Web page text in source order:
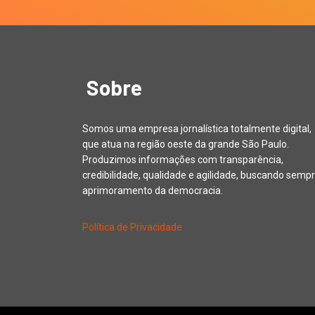
Sobre
Somos uma empresa jornalística totalmente digital,
que atua na região oeste da grande São Paulo.
Produzimos informações com transparência,
credibilidade, qualidade e agilidade, buscando
aprimoramento da democracia.
Política de Privacidade